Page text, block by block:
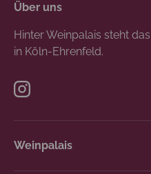
Über uns
Hinter Weinpalais steht
in Köln-Ehrenfeld.
Instagram
Weinpalais